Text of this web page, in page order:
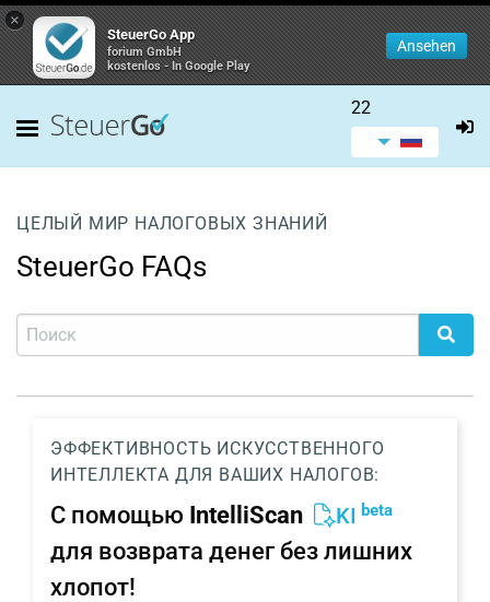
×
SteuerGo App
forium GmbH
kostenlos - In Google Play
Ansehen
22
ЦЕЛЫЙ МИР НАЛОГОВЫХ ЗНАНИЙ
SteuerGo FAQs
ЭФФЕКТИВНОСТЬ ИСКУССТВЕННОГО
ИНТЕЛЛЕКТА ДЛЯ ВАШИХ НАЛОГОВ:
С помощью IntelliScan KI beta
для возврата денег без лишних
хлопот!